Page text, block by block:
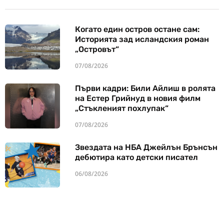
Когато един остров остане сам:
Историята зад исландския роман
„Островът“
07/08/2026
Първи кадри: Били Айлиш в ролята
на Естер Грийнуд в новия филм
„Стъкленият похлупак“
07/08/2026
Звездата на НБА Джейлън Брънсън
дебютира като детски писател
06/08/2026